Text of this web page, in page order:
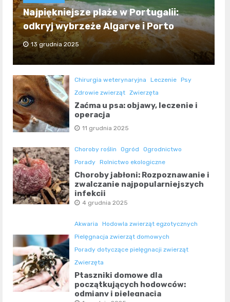
Najpiękniejsze plaże w Portugalii:
odkryj wybrzeże Algarve i Porto
13 grudnia 2025
Chirurgia weterynaryjna Leczenie Psy
Zdrowie zwierząt Zwierzęta
Zaćma u psa: objawy, leczenie i
operacja
11 grudnia 2025
Choroby roślin Ogród
Ogrodnictwo
Porady Rolnictwo ekologiczne
Choroby jabłoni: Rozpoznawanie i
zwalczanie najpopularniejszych
infekcji
4 grudnia 2025
Akwaria
Hodowla zwierząt egzotycznych
Pielęgnacja zwierząt domowych
Porady dotyczące pielęgnacji zwierząt
Zwierzęta
Ptaszniki domowe dla
początkujących hodowców:
odmiany i pielęgnacja